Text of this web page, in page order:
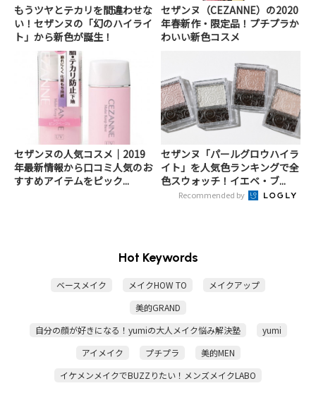
もうツヤとテカリを間違わせな
い！セザンヌの「幻のハイライ
ト」から新色が誕生！
セザンヌ（CEZANNE）の2020
年春新作・限定品！プチプラか
わいい新色コスメ
セザンヌの人気コスメ｜2019
年最新情報から口コミ人気のお
すすめアイテムをピック...
セザンヌ「パールグロウハイラ
イト」を人気色ランキングで全
色スウォッチ！イエベ・ブ...
Recommended by
Hot Keywords
ベースメイク メイクHOW TO
メイクアップ
美的GRAND
自分の顔が好きになる！yumiの大人メイク悩み解決塾
yumi
アイメイク
プチプラ
美的MEN
イケメンメイクでBUZZりたい！メンズメイクLABO